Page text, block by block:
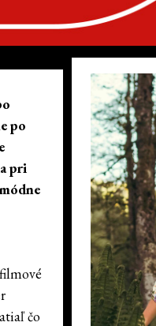
po
pri
čo